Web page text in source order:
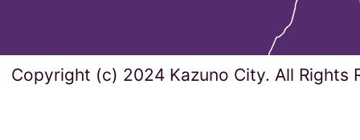
Copyright (c) 2024 Kazuno City. All Rights